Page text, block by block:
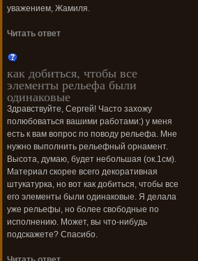
уважением, Жамиля.
Читать ответ
как добиться, чтобы все
элементы рельефа были
одинаковые
Здравствуйте, Сергей! Часто захожу
полюбоваться вашими работами:) у меня
есть к вам вопрос по поводу рельефа. Мне
нужно выполнить рельефный орнамент.
Высота, думаю, будет небольшая (ок.1см).
Материал скорее всего декоративная
штукатурка, но вот как добиться, чтобы все
его элементы были одинаковые. Я делала
уже рельефы, но более свободные по
исполнению. Может, вы что-нибудь
подскажете? Спасибо.